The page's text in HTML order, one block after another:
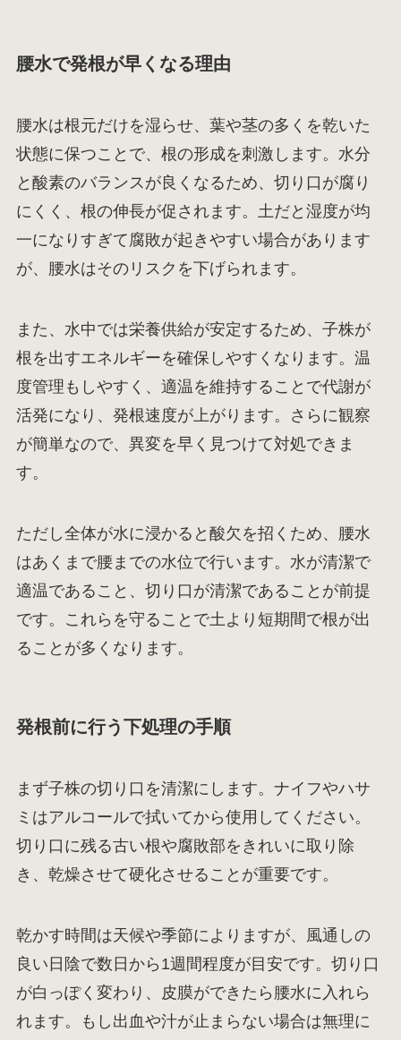
腰水で発根が早くなる理由
腰水は根元だけを湿らせ、葉や茎の多くを乾いた
状態に保つことで、根の形成を刺激します。水分
と酸素のバランスが良くなるため、切り口が腐り
にくく、根の伸長が促されます。土だと湿度が均
一になりすぎて腐敗が起きやすい場合があります
が、腰水はそのリスクを下げられます。
また、水中では栄養供給が安定するため、子株が
根を出すエネルギーを確保しやすくなります。温
度管理もしやすく、適温を維持することで代謝が
活発になり、発根速度が上がります。さらに観察
が簡単なので、異変を早く見つけて対処できま
す。
ただし全体が水に浸かると酸欠を招くため、腰水
はあくまで腰までの水位で行います。水が清潔で
適温であること、切り口が清潔であることが前提
です。これらを守ることで土より短期間で根が出
ることが多くなります。
発根前に行う下処理の手順
まず子株の切り口を清潔にします。ナイフやハサ
ミはアルコールで拭いてから使用してください。
切り口に残る古い根や腐敗部をきれいに取り除
き、乾燥させて硬化させることが重要です。
乾かす時間は天候や季節によりますが、風通しの
良い日陰で数日から1週間程度が目安です。切り口
が白っぽく変わり、皮膜ができたら腰水に入れら
れます。もし出血や汁が止まらない場合は無理に